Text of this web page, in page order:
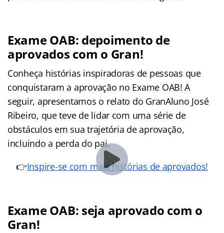
Exame OAB: depoimento de
aprovados com o Gran!
Conheça histórias inspiradoras de pessoas que
conquistaram a aprovação no Exame OAB! A
seguir, apresentamos o relato do GranAluno José
Ribeiro, que teve de lidar com uma série de
obstáculos em sua trajetória de aprovação,
incluindo a perda do pai.
👉Inspire-se com mais histórias de aprovados!
Exame OAB: seja aprovado com o
Gran!